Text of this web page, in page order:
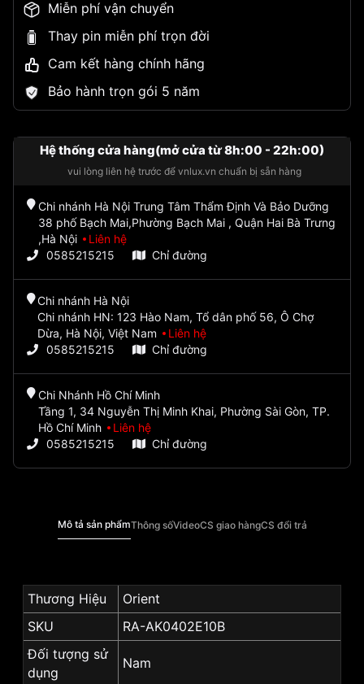
Miễn phí vận chuyển
Thay pin miễn phí trọn đời
Cam kết hàng chính hãng
Bảo hành trọn gói 5 năm
Hệ thống cửa hàng(mở cửa từ 8h:00 - 22h:00)
vui lòng liên hệ trước để vnlux.vn chuẩn bị sẵn hàng
Chi nhánh Hà Nội Trung Tâm Thẩm Định Và Bảo Dưỡng
38 phố Bạch Mai,Phường Bạch Mai , Quận Hai Bà Trưng
,Hà Nội
Liên hệ
0585215215
Chỉ đường
Chi nhánh Hà Nội
Chi nhánh HN: 123 Hào Nam, Tổ dân phố 56, Ô Chợ
Dừa, Hà Nội, Việt Nam
Liên hệ
0585215215
Chỉ đường
Chi Nhánh Hồ Chí Minh
Tầng 1, 34 Nguyễn Thị Minh Khai, Phường Sài Gòn, TP.
Hồ Chí Minh
Liên hệ
0585215215
Chỉ đường
Mô tả sản phẩmThông sốVideoCS giao hàngCS đổi trả
Thương Hiệu
Orient
SKU
RA-AK0402E10B
Đối tượng sử
dụng
Nam